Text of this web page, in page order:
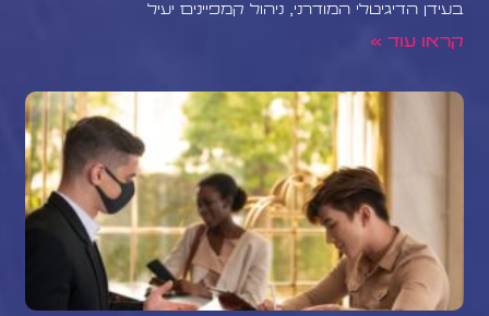
בעידן הדיגיטלי המודרני, ניהול קמפיינים יעיל
קראו עוד »